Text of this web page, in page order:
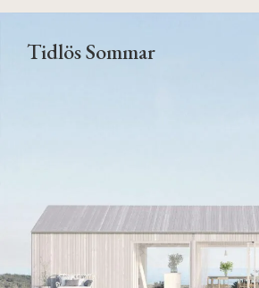
Tidlös Sommar